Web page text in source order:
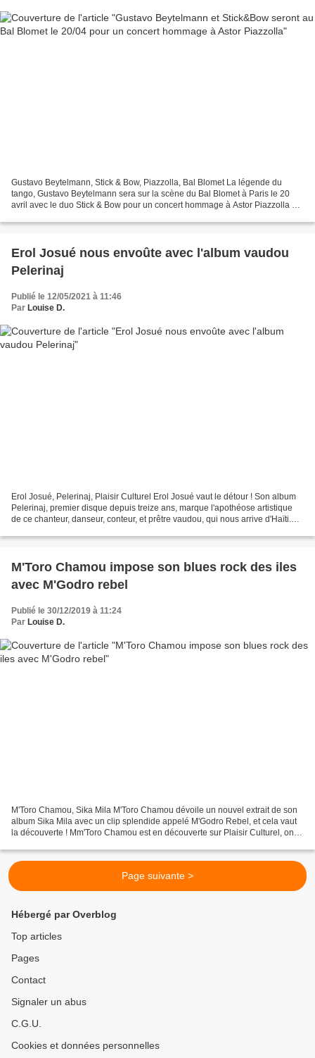
Gustavo Beytelmann, Stick & Bow, Piazzolla, Bal Blomet La légende du
tango, Gustavo Beytelmann sera sur la scène du Bal Blomet à Paris le 20
avril avec le duo Stick & Bow pour un concert hommage à Astor Piazzolla et
Erol Josué nous envoûte avec l'album vaudou
Pelerinaj
Publié le 12/05/2021 à 11:46
Par Louise D.
Erol Josué, Pelerinaj, Plaisir Culturel Erol Josué vaut le détour ! Son album
Pelerinaj, premier disque depuis treize ans, marque l'apothéose artistique
de ce chanteur, danseur, conteur, et prêtre vaudou, qui nous arrive d'Haïti.
M'Toro Chamou impose son blues rock des iles
avec M'Godro rebel
Publié le 30/12/2019 à 11:24
Par Louise D.
M'Toro Chamou, Sika Mila M'Toro Chamou dévoile un nouvel extrait de son
album Sika Mila avec un clip splendide appelé M'Godro Rebel, et cela vaut
la découverte ! Mm'Toro Chamou est en découverte sur Plaisir Culturel, on
Page suivante >
Hébergé par Overblog
Top articles
Pages
Contact
Signaler un abus
C.G.U.
Cookies et données personnelles